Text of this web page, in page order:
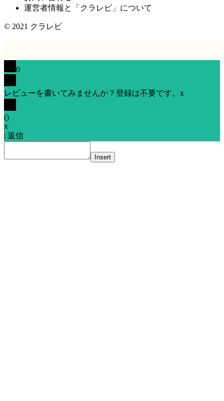
運営者情報と「クラレビ」について
© 2021 クラレビ
0
レビューを書いてみませんか？登録は不要です。 x
()
x
| 返信
Insert